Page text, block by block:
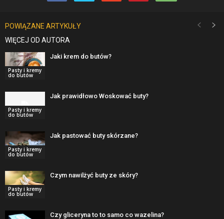
POWIĄZANE ARTYKUŁY
WIĘCEJ OD AUTORA
Pasty i kremy
do butów
Jaki krem do butów?
Pasty i kremy
do butów
Jak prawidłowo Woskować buty?
Pasty i kremy
do butów
Jak pastować buty skórzane?
Pasty i kremy
do butów
Czym nawilżyć buty ze skóry?
Czy gliceryna to to samo co wazelina?